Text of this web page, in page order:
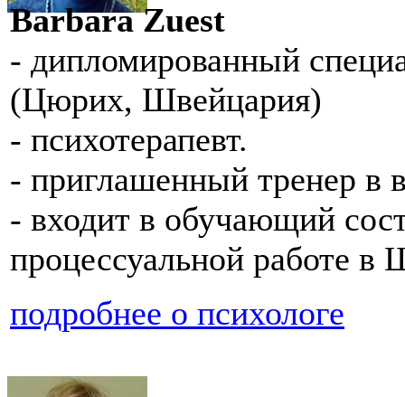
Barbara Zuest
- дипломированный
(Цюрих, Швейцария)
- психотерапевт.
- приглашенный тренер в
- входит в обучающий
процессуальной работе
подробнее о психологе